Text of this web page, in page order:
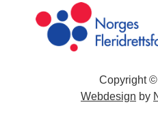
Copyright
Webdesign by